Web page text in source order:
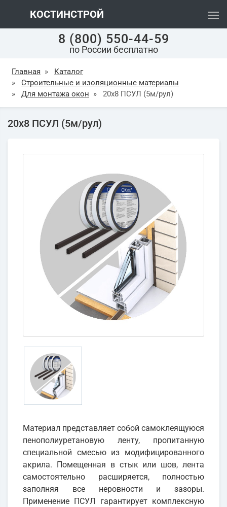
КОСТИНСТРОЙ
8 (800) 550-44-59
по России бесплатно
Главная »
Каталог
»
Строительные и изоляционные материалы
»
Для монтажа окон » 20х8 ПСУЛ (5м/рул)
20х8 ПСУЛ (5м/рул)
Материал представляет собой самоклеящуюся
пенополиуретановую ленту, пропитанную
специальной смесью из модифицированного
акрила. Помещенная в стык или шов, лента
самостоятельно расширяется, полностью
заполняя все неровности и зазоры.
Применение ПСУЛ гарантирует комплексную